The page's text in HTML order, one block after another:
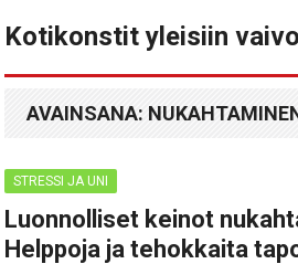
Kotikonstit yleisiin
AVAINSANA:
STRESSI JA UNI
Luonnolliset keinot
Helppoja ja tehokkaita